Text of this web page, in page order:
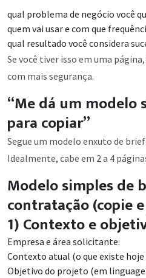
qual problema de negócio você
quem vai usar e com que
qual resultado você considera
Se você tiver isso em uma
com mais segurança.
“Me dá um modelo
para copiar”
Segue um modelo enxuto de
Idealmente, cabe em 2 a 4
Modelo simples de
contratação (copie
1) Contexto e
Empresa e área solicitante:
Contexto atual (o que existe hoje
Objetivo do projeto (em